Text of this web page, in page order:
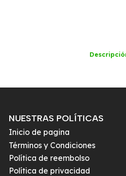
NUESTRAS POLÍTICAS
Inicio de pagina
Términos y Condiciones
Política de reembolso
Política de privacidad